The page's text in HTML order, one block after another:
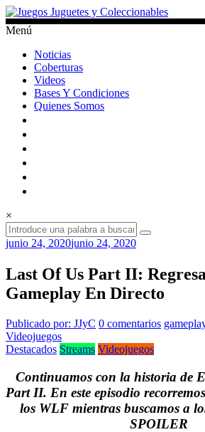
Saltar
al
contenido
Juguetes
Coleccionables
Noticias
para
coleccionistas.
Menú
Noticias
Coberturas
Videos
Bases Y Condiciones
Quienes Somos
×
junio 24, 2020junio 24, 2020
Last Of Us Part II:
Gameplay En Directo
Publicado por: JJyC 0 comentarios
Videojuegos
Destacados Streams Videojuegos
Continuamos con la historia de
Part II. En este episodio
los WLF mientras buscamos a
SPOILER